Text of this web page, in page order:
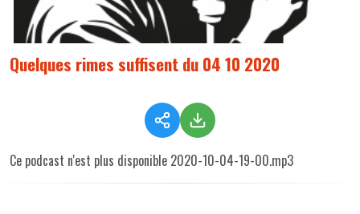
Quelques rimes suffisent du 04 10 2020
Ce podcast n'est plus disponible 2020-10-04-19-00.mp3